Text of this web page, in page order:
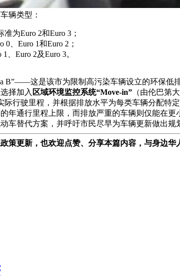
辆类型：
为Euro 2和Euro 3；
、Euro 1和Euro 2；
、Euro 2及Euro 3。
B”——这是该市为限制高污染车辆设立的环保低
择加入 区域环境监控系统“Move-in” （由伦巴第
际行驶里程，并根据排放水平为每类车辆分配特
年通行里程上限，而排放严重的车辆则仅能在
车替代方案，并呼吁市民尽早为车辆更新做出规
策更新，也欢迎点赞、分享本篇内容，与身边